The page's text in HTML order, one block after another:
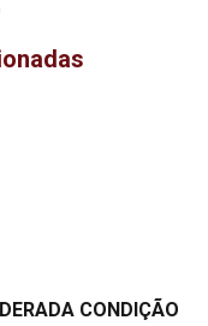
CONDIÇÃO